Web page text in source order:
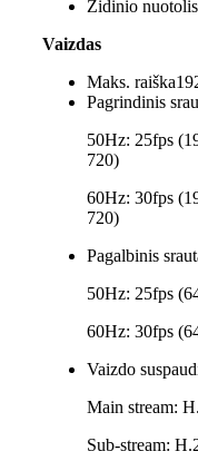
Židinio
Vaizdas
Maks. raiška
Pagrindinis
50Hz: 25fps
720)
60Hz: 30fps
720)
Pagalbinis
50Hz: 25fps
60Hz: 30fps
Vaizdo
Main stream:
Sub-stream: